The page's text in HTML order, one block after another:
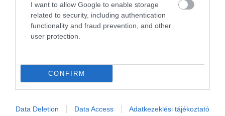
I want to allow Google to enable storage
related to security, including authentication
functionality and fraud prevention, and other
user protection.
CONFIRM
Data Deletion Data Access Adatkezeklési tájékoztató
utazók már most rekordszámban választják úti
célként. A Kvarner régió látogatószáma 2025-ben
minden korábbi rekordot megdöntött. A
kifinomult, élő atmoszférájú esti programra,
amelyért az ember egyébként Cap-Ferrat-ra vagy a